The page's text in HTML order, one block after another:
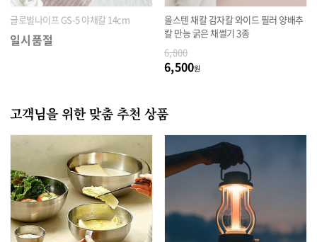
글로벌나이프 GS-5 야채칼 14cm
일시품절
올스텐 채칼 감자칼 와이드 필러 양배추
칼 만능 굵은 채썰기 3종
6,800
6,500원
고객님을 위한 맞춤 추천 상품